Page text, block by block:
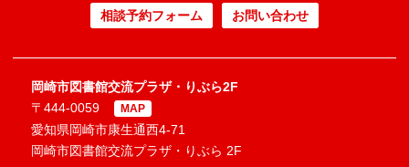
相談予約フォーム お問い合わせ
岡崎市図書館交流プラザ・りぶら2F
〒444-0059
MAP
愛知県岡崎市康生通西4-71
岡崎市図書館交流プラザ・りぶら 2F